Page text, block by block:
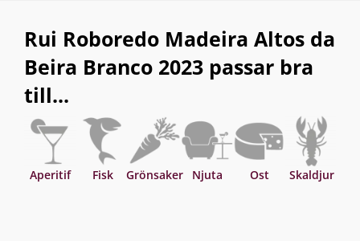
Rui Roboredo Madeira Altos da
Beira Branco 2023 passar bra
till...
Aperitif Fisk Grönsaker Njuta Ost Skaldjur